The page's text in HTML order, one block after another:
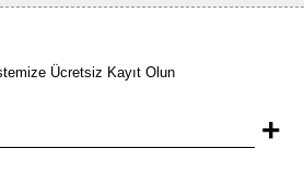
Ücretsiz Kayıt Olun
+